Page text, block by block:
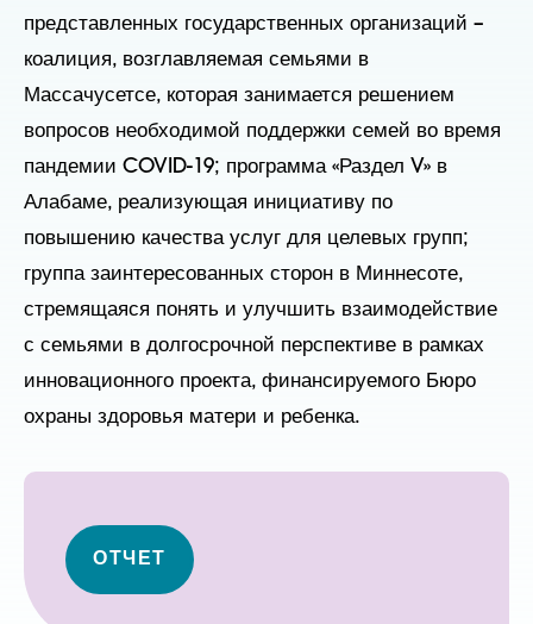
представленных государственных организаций –
коалиция, возглавляемая семьями в
Массачусетсе, которая занимается решением
вопросов необходимой поддержки семей во время
пандемии COVID-19; программа «Раздел V» в
Алабаме, реализующая инициативу по
повышению качества услуг для целевых групп;
группа заинтересованных сторон в Миннесоте,
стремящаяся понять и улучшить взаимодействие
с семьями в долгосрочной перспективе в рамках
инновационного проекта, финансируемого Бюро
охраны здоровья матери и ребенка.
ОТЧЕТ